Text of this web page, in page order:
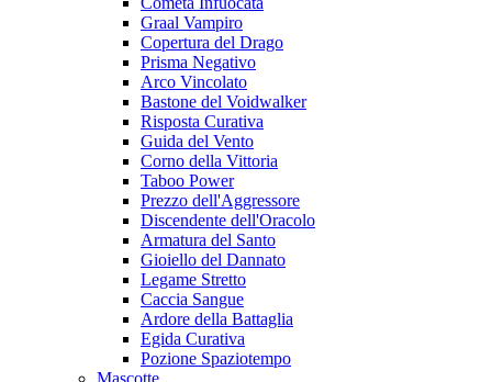
Graal Vampiro
Copertura del Drago
Prisma Negativo
Arco Vincolato
Bastone del Voidwalker
Risposta Curativa
Guida del Vento
Corno della Vittoria
Taboo Power
Prezzo dell'Aggressore
Discendente dell'Oracolo
Armatura del Santo
Gioiello del Dannato
Legame Stretto
Caccia Sangue
Ardore della Battaglia
Egida Curativa
Pozione Spaziotempo